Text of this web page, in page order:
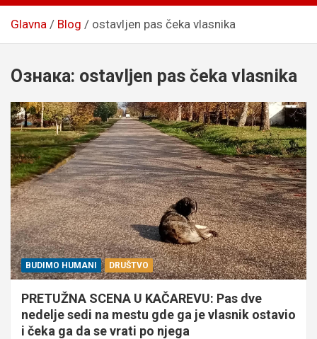
Glavna Blog ostavljen pas čeka vlasnika
Ознака: ostavljen pas čeka vlasnika
BUDIMO HUMANI DRUŠTVO
PRETUŽNA SCENA U KAČAREVU: Pas dve
nedelje sedi na mestu gde ga je vlasnik ostavio
i čeka ga da se vrati po njega